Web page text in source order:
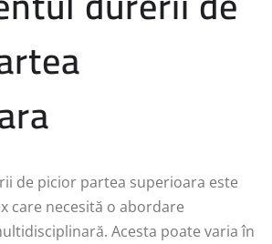
de picior partea superioara este
care necesită o abordare
Acesta poate varia în